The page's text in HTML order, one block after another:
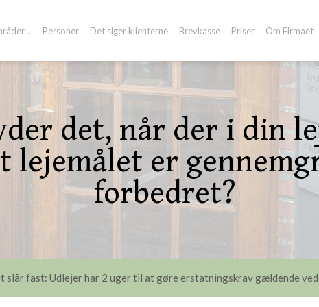
↓ Personer Det siger klienterne Brevkasse Priser Om Firmaet
det, når der i din
lejemålet er
forbedret?​
slår fast: Udlejer har 2 uger til at gøre erstatningskrav gældende